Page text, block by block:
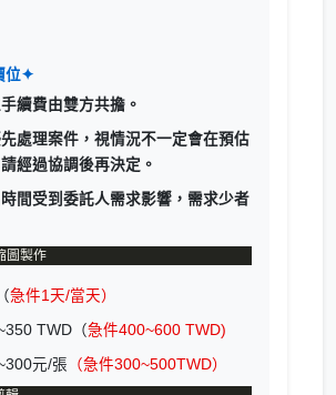
位✦
續費由雙方共擔。
處理案件，視情況不一定會在預估
經過協調後再決定。
間受到委託人需求影響，需求少者
急件1天/當天）
TWD（急件400~600 TWD)
元/張 （急件300~500TWD）